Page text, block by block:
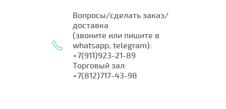
Вопросы/сделать заказ/
доставка
(звоните или пишите в
whatsapp, telegram):
+7(911)923-21-89
Торговый зал:
+7(812)717-43-98